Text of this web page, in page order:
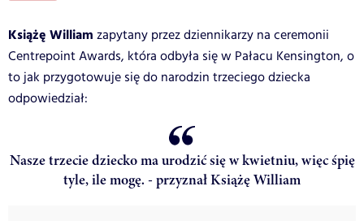
Książę William zapytany przez dziennikarzy na ceremonii
Centrepoint Awards, która odbyła się w Pałacu Kensington, o
to jak przygotowuje się do narodzin trzeciego dziecka
odpowiedział:
Nasze trzecie dziecko ma urodzić się w kwietniu, więc śpię
tyle, ile mogę. - przyznał Książę William